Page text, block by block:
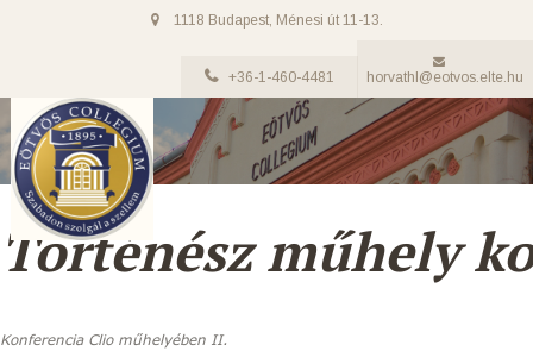
1118 Budapest, Ménesi út 11-13.
+36-1-460-4481 horvathl@eotvos.elte.hu
Történész műhely
Konferencia Clio műhelyében II.